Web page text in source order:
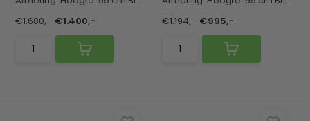
€1.680,- €1.400,-
€1.194,- €995,-